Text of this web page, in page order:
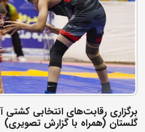
برگزاری رقابت‌های انتخابی کشتی
گلستان (همراه با گزارش تصویری)